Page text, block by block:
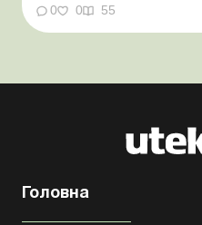
відстрочки від призову під
Кабмін утворив
0 0 55
Головна